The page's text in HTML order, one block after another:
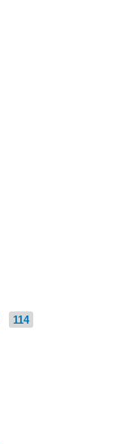
114